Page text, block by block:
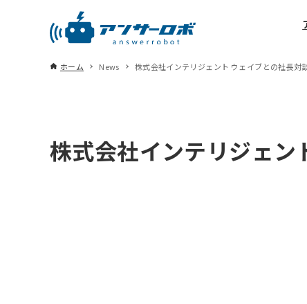
ホーム News 株式会社インテリジェント ウェイブとの社長対
株式会社インテリジェ